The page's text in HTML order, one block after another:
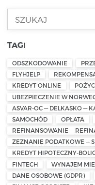
TAGI
ODSZKODOWANIE
FLYHJELP
KREDYT ONLINE
UBEZPIECZENIE W
ASVAR-OC — DELKASKO —
SAMOCHÓD
OPŁATA
REFINANSOWANIE —
ZEZNANIE PODATKOWE —
KREDYT HIPOTECZNY-
FINTECH
WYNAJEM
DANE OSOBOWE (GDPR)